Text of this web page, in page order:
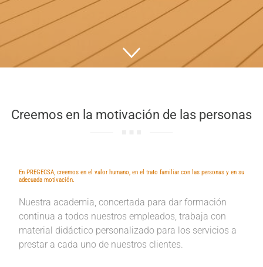
Creemos en la motivación de las personas
En PREGECSA, creemos en el valor humano, en el trato familiar con las personas y en su
adecuada motivación.
Nuestra academia, concertada para dar formación
continua a todos nuestros empleados, trabaja con
material didáctico personalizado para los servicios a
prestar a cada uno de nuestros clientes.